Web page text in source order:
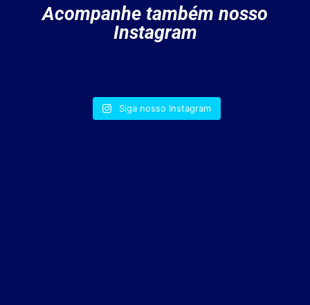
Acompanhe também nosso
Instagram
Siga nosso Instagram